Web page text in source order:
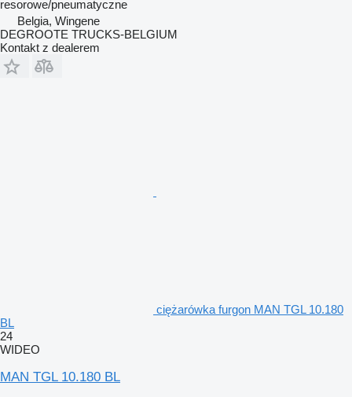
resorowe/pneumatyczne
Belgia, Wingene
DEGROOTE TRUCKS-BELGIUM
Kontakt z dealerem
ciężarówka furgon MAN TGL 10.180
BL
24
WIDEO
MAN TGL 10.180 BL